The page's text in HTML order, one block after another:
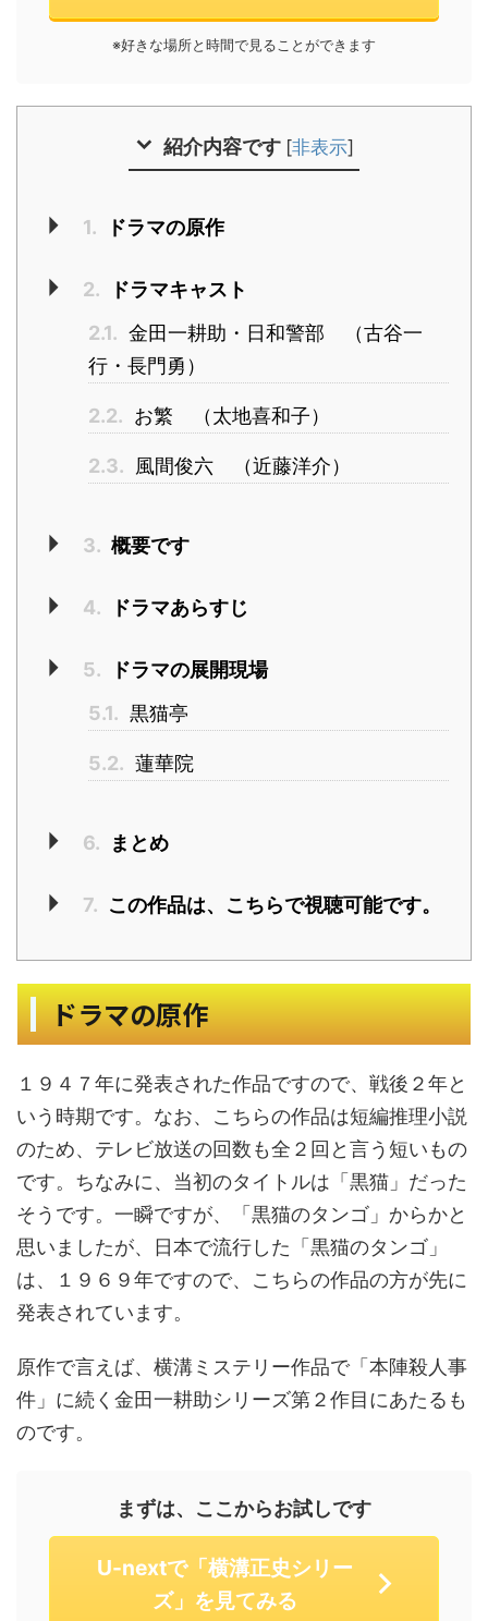
※好きな場所と時間で見ることができます
紹介内容です [非表示]
1. ドラマの原作
2.
ドラマキャスト
2.1. 金田一耕助・日和警部 （古谷一
行・長門勇）
2.2. お繁 （太地喜和子）
2.3. 風間俊六 （近藤洋介）
3. 概要です
4. ドラマあらすじ
5.
ドラマの展開現場
5.1. 黒猫亭
5.2. 蓮華院
6. まとめ
7. この作品は、こちらで視聴可能です。
ドラマの原作
１９４７年に発表された作品ですので、戦後２年と
いう時期です。なお、こちらの作品は短編推理小説
のため、テレビ放送の回数も全２回と言う短いもの
です。ちなみに、当初のタイトルは「黒猫」だった
そうです。一瞬ですが、「黒猫のタンゴ」からかと
思いましたが、日本で流行した「黒猫のタンゴ」
は、１９６９年ですので、こちらの作品の方が先に
発表されています。
原作で言えば、横溝ミステリー作品で「本陣殺人事
件」に続く金田一耕助シリーズ第２作目にあたるも
のです。
まずは、ここからお試しです
U-nextで「横溝正史シリー
ズ」を見てみる